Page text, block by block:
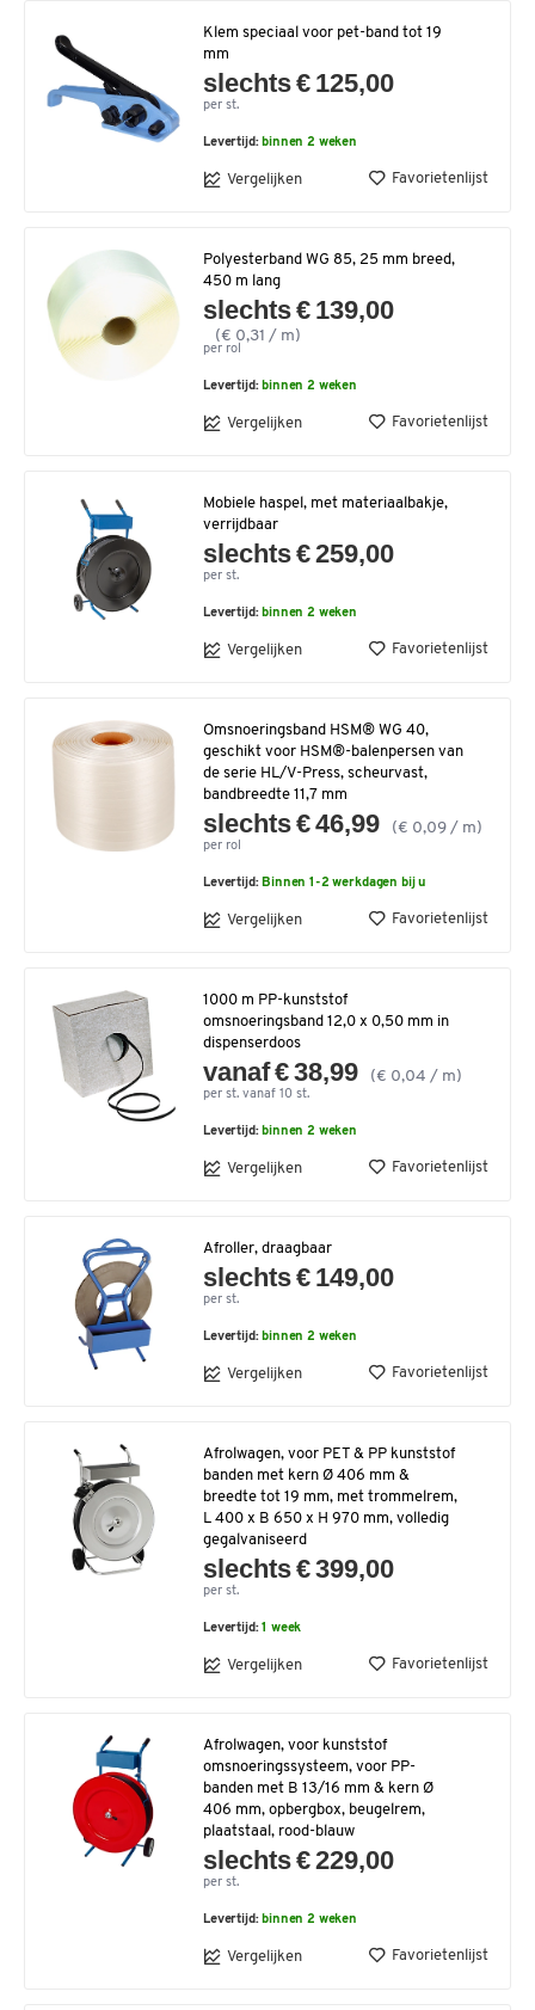
Klem speciaal voor pet-band tot 19
mm
slechts € 125,00
per st.
Levertijd:binnen 2 weken
Vergelijken Favorietenlijst
Polyesterband WG 85, 25 mm breed,
450 m lang
slechts € 139,00
(€ 0,31 / m)
per rol
Levertijd:binnen 2 weken
Vergelijken Favorietenlijst
Mobiele haspel, met materiaalbakje,
verrijdbaar
slechts € 259,00
per st.
Levertijd:binnen 2 weken
Vergelijken Favorietenlijst
Omsnoeringsband HSM® WG 40,
geschikt voor HSM®-balenpersen van
de serie HL/V-Press, scheurvast,
bandbreedte 11,7 mm
slechts € 46,99 (€ 0,09 / m)
per rol
Levertijd:Binnen 1-2 werkdagen bij u
Vergelijken Favorietenlijst
1000 m PP-kunststof
omsnoeringsband 12,0 x 0,50 mm in
dispenserdoos
vanaf € 38,99 (€ 0,04 / m)
per st. vanaf 10 st.
Levertijd:binnen 2 weken
Vergelijken Favorietenlijst
Afroller, draagbaar
slechts € 149,00
per st.
Levertijd:binnen 2 weken
Vergelijken Favorietenlijst
Afrolwagen, voor PET & PP kunststof
banden met kern Ø 406 mm &
breedte tot 19 mm, met trommelrem,
L 400 x B 650 x H 970 mm, volledig
gegalvaniseerd
slechts € 399,00
per st.
Levertijd:1 week
Vergelijken Favorietenlijst
Afrolwagen, voor kunststof
omsnoeringssysteem, voor PP-
banden met B 13/16 mm & kern Ø
406 mm, opbergbox, beugelrem,
plaatstaal, rood-blauw
slechts € 229,00
per st.
Levertijd:binnen 2 weken
Vergelijken Favorietenlijst